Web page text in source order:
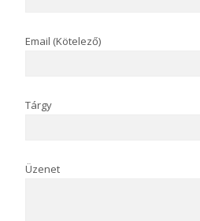
Email (Kötelező)
Tárgy
Üzenet